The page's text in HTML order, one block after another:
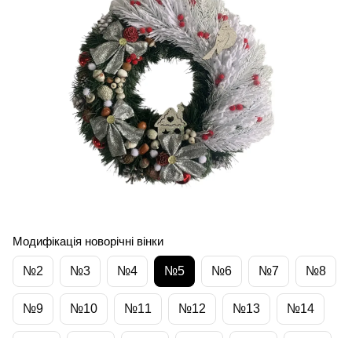
Модифікація новорічні вінки
№2 №3 №4 №5 №6 №7 №8
№9 №10 №11 №12 №13 №14